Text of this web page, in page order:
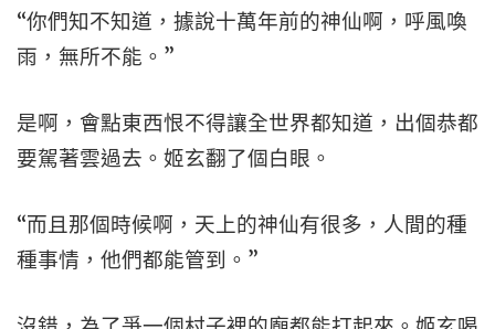
“你們知不知道，據說十萬年前的神仙啊，呼風喚
雨，無所不能。”
是啊，會點東西恨不得讓全世界都知道，出個恭都
要駕著雲過去。姬玄翻了個白眼。
“而且那個時候啊，天上的神仙有很多，人間的種
種事情，他們都能管到。”